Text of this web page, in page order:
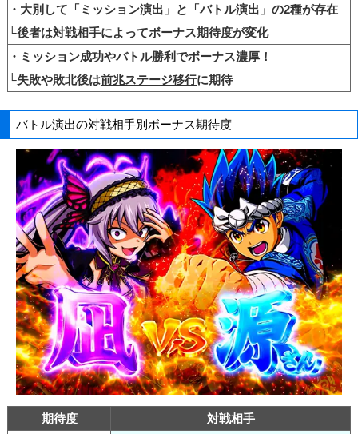
・大別して「ミッション演出」と「バトル演出」の2種が存在
└後者は対戦相手によってボーナス期待度が変化
・ミッション成功やバトル勝利でボーナス濃厚！
└失敗や敗北後は前兆ステージ移行に期待
バトル演出の対戦相手別ボーナス期待度
期待度 対戦相手